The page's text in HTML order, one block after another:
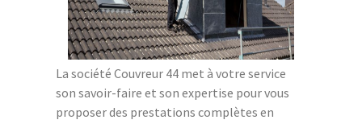
La société Couvreur 44 met à votre service
son savoir-faire et son expertise pour vous
proposer des prestations complètes en